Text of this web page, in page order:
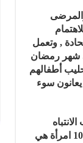
, وتعمل
شهر رمضان
أطفالهم
سوء
والاهتمام الدولي للمجاعة في اليمن خاصة في مدينة الحديدة. وتم اختيارها من بين 100 امرأة هي